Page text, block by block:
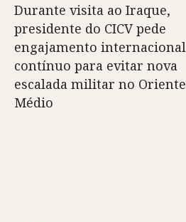
Durante visita ao Iraque,
presidente do CICV pede
engajamento internacional
contínuo para evitar nova
escalada militar no Oriente
Médio